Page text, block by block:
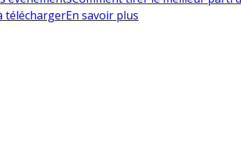
téléchargerEn savoir plus